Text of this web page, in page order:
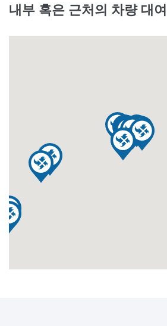
내부 혹은 근처의 차량 대